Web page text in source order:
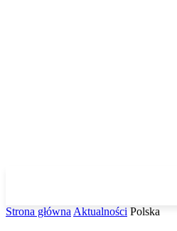
Strona główna Aktualności Polska